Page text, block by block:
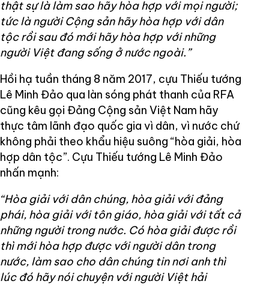
thật sự là làm sao hãy hòa hợp với mọi người;
tức là người Cộng sản hãy hòa hợp với dân
tộc rồi sau đó mới hãy hòa hợp với những
người Việt đang sống ở nước ngoài.”
Hồi hạ tuần tháng 8 năm 2017, cựu Thiếu tướng
Lê Minh Đảo qua làn sóng phát thanh của RFA
cũng kêu gọi Đảng Cộng sản Việt Nam hãy
thực tâm lãnh đạo quốc gia vì dân, vì nước chứ
không phải theo khẩu hiệu suông “hòa giải, hòa
hợp dân tộc”. Cựu Thiếu tướng Lê Minh Đảo
nhấn mạnh:
“Hòa giải với dân chúng, hòa giải với đảng
phái, hòa giải với tôn giáo, hòa giải với tất cả
những người trong nước. Có hòa giải được rồi
thì mới hòa hợp được với người dân trong
nước, làm sao cho dân chúng tin nơi anh thì
lúc đó hãy nói chuyện với người Việt hải